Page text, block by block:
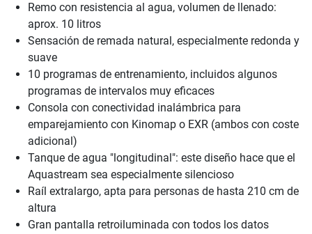
Remo con resistencia al agua, volumen de llenado:
aprox. 10 litros
Sensación de remada natural, especialmente redonda y
suave
10 programas de entrenamiento, incluidos algunos
programas de intervalos muy eficaces
Consola con conectividad inalámbrica para
emparejamiento con Kinomap o EXR (ambos con coste
adicional)
Tanque de agua "longitudinal": este diseño hace que el
Aquastream sea especialmente silencioso
Raíl extralargo, apta para personas de hasta 210 cm de
altura
Gran pantalla retroiluminada con todos los datos